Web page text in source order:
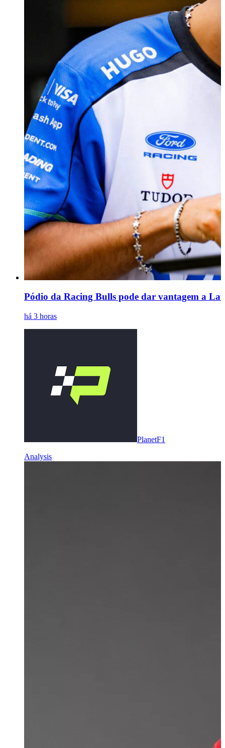
Pódio da Racing Bulls pode dar vantagem a
há 3 horas
PlanetF1
Analysis